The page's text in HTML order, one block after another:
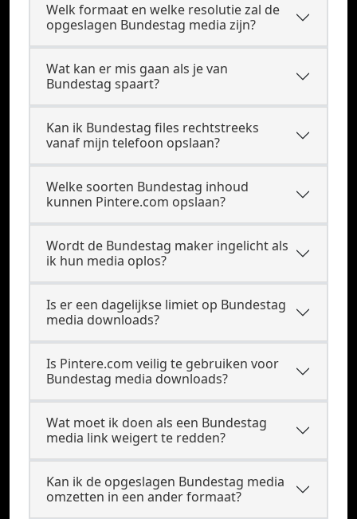
Welk formaat en welke resolutie zal de
opgeslagen Bundestag media zijn?
Wat kan er mis gaan als je van
Bundestag spaart?
Kan ik Bundestag files rechtstreeks
vanaf mijn telefoon opslaan?
Welke soorten Bundestag inhoud
kunnen Pintere.com opslaan?
Wordt de Bundestag maker ingelicht als
ik hun media oplos?
Is er een dagelijkse limiet op Bundestag
media downloads?
Is Pintere.com veilig te gebruiken voor
Bundestag media downloads?
Wat moet ik doen als een Bundestag
media link weigert te redden?
Kan ik de opgeslagen Bundestag media
omzetten in een ander formaat?